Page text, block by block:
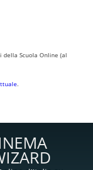
Scuola Online (al
.